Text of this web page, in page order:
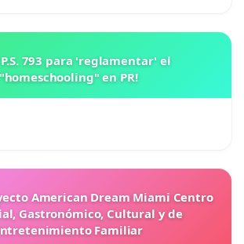
793 para 'reglamentar' el
"homeschooling" en PR!
American Dream Miami Centro
Gastronómico, Cultural y de
Familiar